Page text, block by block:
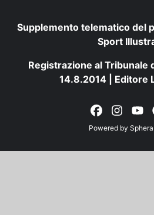
Supplemento telematico del
Sport
Registrazione al Tribunale
14.8.2014 | Editore
Powered by